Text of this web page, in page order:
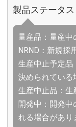
製品ステータス
量産品：量産中
NRND：新規採
生産中止予定品
決められている
生産中止品：生
開発中：開発中
れる場合があり